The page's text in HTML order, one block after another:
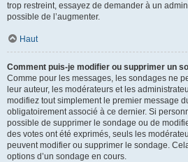
trop restreint, essayez de demander à un
possible de l’augmenter.
Haut
Comment puis-je modifier ou supprimer un
Comme pour les messages, les sondages ne
leur auteur, les modérateurs et les
modifiez tout simplement le premier message
obligatoirement associé à ce dernier. Si
possible de supprimer le sondage ou de
des votes ont été exprimés, seuls les
peuvent modifier ou supprimer le sondage.
options d’un sondage en cours.